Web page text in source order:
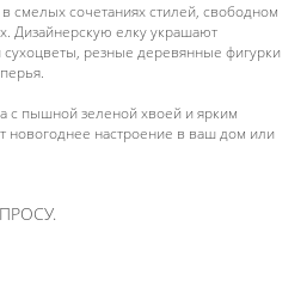
смелых сочетаниях стилей, свободном
Дизайнерскую елку украшают
резные деревянные фигурки
с пышной зеленой хвоей и ярким
настроение в ваш дом или